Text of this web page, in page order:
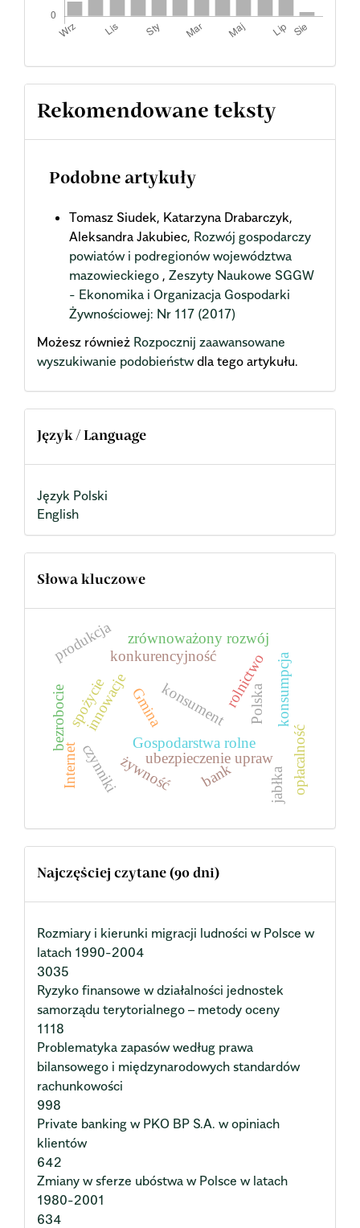
Rekomendowane teksty
Podobne artykuły
Tomasz Siudek, Katarzyna Drabarczyk,
Aleksandra Jakubiec, Rozwój gospodarczy
powiatów i podregionów województwa
mazowieckiego , Zeszyty Naukowe SGGW
- Ekonomika i Organizacja Gospodarki
Żywnościowej: Nr 117 (2017)
Możesz również Rozpocznij zaawansowane
wyszukiwanie podobieństwdla tego artykułu.
Język / Language
Język Polski
English
Słowa kluczowe
konsument
Gospodarstwa rolne
konkurencyjność
innowacje
spożycie rolnictwo
Polska konsumpcja
Gmina
czynniki ubezpieczenie upraw
Internet żywność jabłka
produkcja zrównoważony rozwój
bezrobocie
bank opłacalność
Najczęściej czytane (90 dni)
Rozmiary i kierunki migracji ludności w Polsce w
latach 1990-2004
3035
Ryzyko finansowe w działalności jednostek
samorządu terytorialnego – metody oceny
1118
Problematyka zapasów według prawa
bilansowego i międzynarodowych standardów
rachunkowości
998
Private banking w PKO BP S.A. w opiniach
klientów
642
Zmiany w sferze ubóstwa w Polsce w latach
1980-2001
634